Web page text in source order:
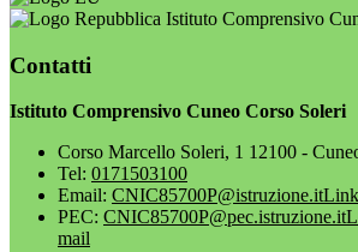
Istituto Comprensivo
Contatti
Istituto Comprensivo Cuneo Corso Soleri
Corso Marcello Soleri, 1 12100 -
Tel: 0171503100
Email: CNIC85700P@istruzione.it
PEC: CNIC85700P@pec.istruzione.it
mail